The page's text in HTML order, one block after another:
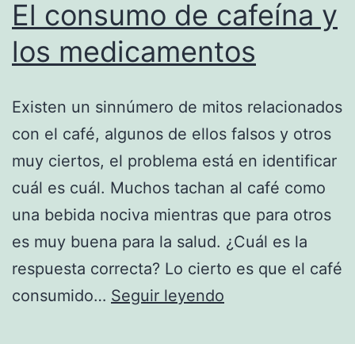
El consumo de cafeína y
los medicamentos
Existen un sinnúmero de mitos relacionados
con el café, algunos de ellos falsos y otros
muy ciertos, el problema está en identificar
cuál es cuál. Muchos tachan al café como
una bebida nociva mientras que para otros
es muy buena para la salud. ¿Cuál es la
respuesta correcta? Lo cierto es que el café
consumido… Seguir leyendo